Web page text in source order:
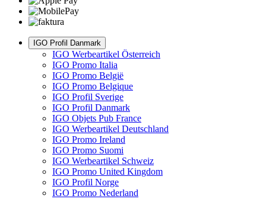
IGO Profil Danmark
IGO Werbeartikel Österreich
IGO Promo Italia
IGO Promo België
IGO Promo Belgique
IGO Profil Sverige
IGO Profil Danmark
IGO Objets Pub France
IGO Werbeartikel Deutschland
IGO Promo Ireland
IGO Promo Suomi
IGO Werbeartikel Schweiz
IGO Promo United Kingdom
IGO Profil Norge
IGO Promo Nederland